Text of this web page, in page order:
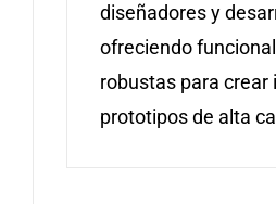
diseñadores y
ofreciendo
robustas para crear
prototipos de alta